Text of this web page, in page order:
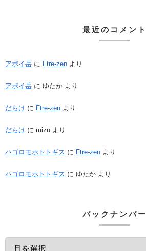
最近のコメント
アポイ岳 に Ftre-zen より
アポイ岳 に ゆたか より
だらけ に Ftre-zen より
だらけ に mizu より
ハゴロモホトトギス に Ftre-zen より
ハゴロモホトトギス に ゆたか より
バックナンバー